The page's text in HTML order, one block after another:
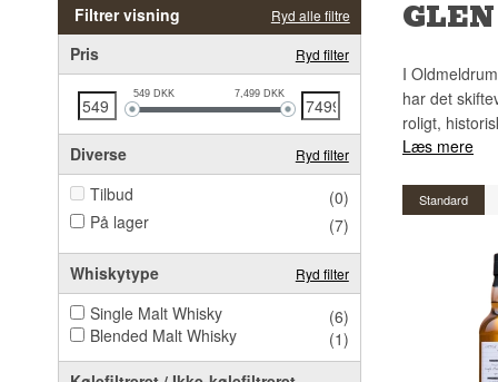
Filtrer visning Ryd alle filtre
Pris Ryd filter
549 DKK 7,499 DKK
Diverse Ryd filter
Tilbud
(0)
På lager
(7)
Whiskytype Ryd filter
Single Malt Whisky
(6)
Blended Malt Whisky
(1)
I
har det
roligt,
Læs mere
Standard